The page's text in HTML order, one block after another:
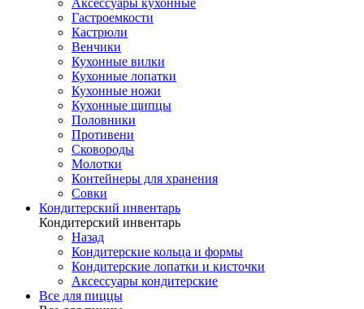
Гастроемкости
Кастрюли
Венчики
Кухонные вилки
Кухонные лопатки
Кухонные ножи
Кухонные щипцы
Половники
Противени
Сковороды
Молотки
Контейнеры для хранения
Совки
Кондитерский инвентарь
Кондитерский инвентарь
Назад
Кондитерские кольца и формы
Кондитерские лопатки и кисточки
Аксессуары кондитерские
Все для пиццы